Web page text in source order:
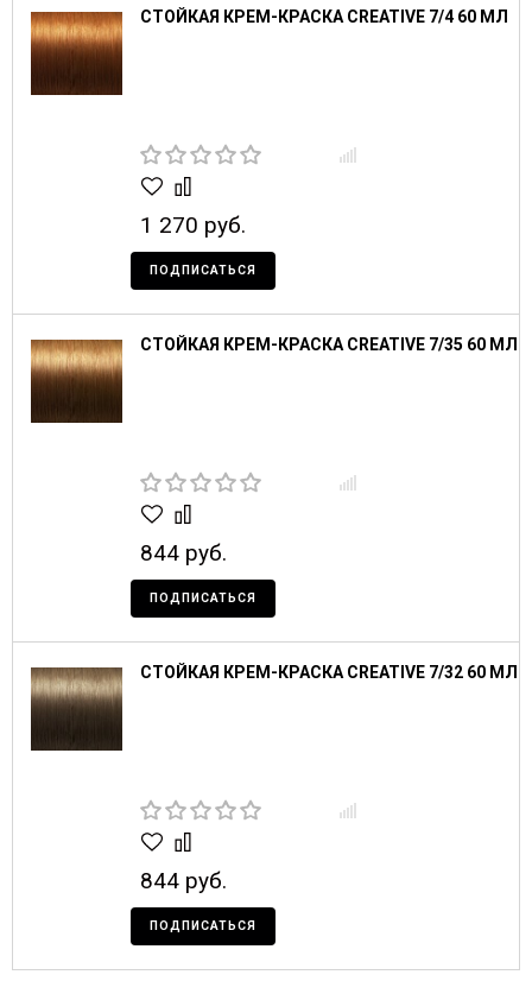
СТОЙКАЯ КРЕМ-КРАСКА CREATIVE 7/4 60 МЛ
1 270 руб.
ПОДПИСАТЬСЯ
СТОЙКАЯ КРЕМ-КРАСКА CREATIVE 7/35 60 МЛ
844 руб.
ПОДПИСАТЬСЯ
СТОЙКАЯ КРЕМ-КРАСКА CREATIVE 7/32 60 МЛ
844 руб.
ПОДПИСАТЬСЯ